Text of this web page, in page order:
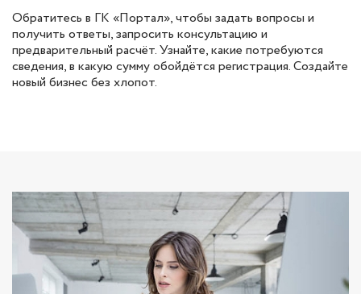
Обратитесь в ГК «Портал», чтобы задать вопросы и
получить ответы, запросить консультацию и
предварительный расчёт. Узнайте, какие потребуются
сведения, в какую сумму обойдётся регистрация. Создайте
новый бизнес без хлопот.